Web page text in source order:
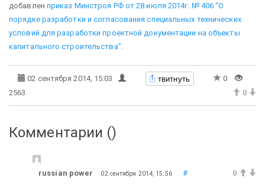
добавлен приказ Минстроя РФ от 28 июля 2014г. № 406 “О
порядке разработки и согласования специальных технических
условий для разработки проектной документации на объекты
капитального строительства”
02 сентября 2014, 15:03 твитнуть
0
2563
0
Комментарии ()
russian power 02 сентября 2014, 15:56 #
0